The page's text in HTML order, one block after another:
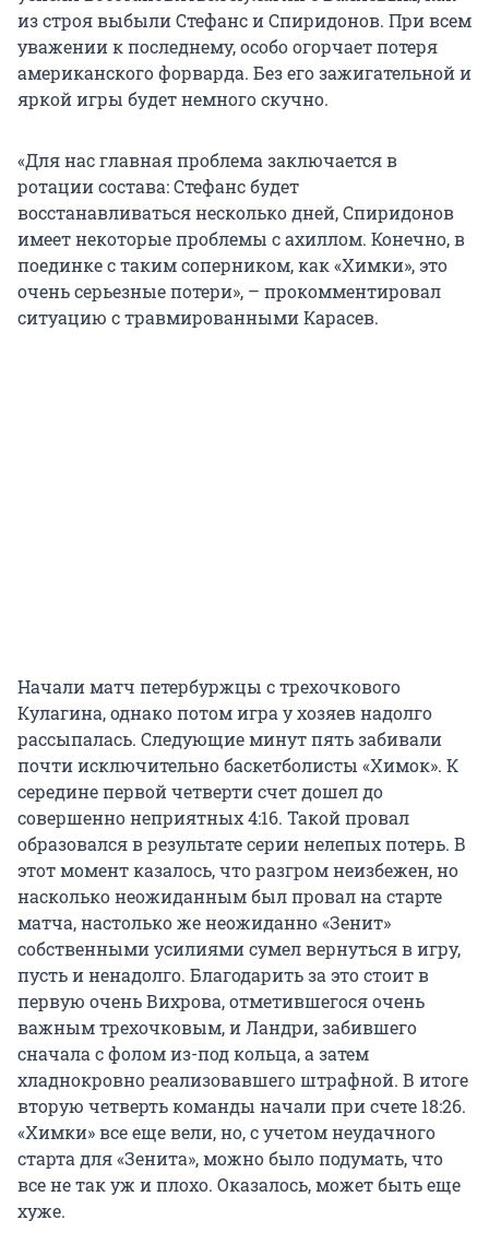
из строя выбыли Стефанс и Спиридонов. При всем
уважении к последнему, особо огорчает потеря
американского форварда. Без его зажигательной и
яркой игры будет немного скучно.
«Для нас главная проблема заключается в
ротации состава: Стефанс будет
восстанавливаться несколько дней, Спиридонов
имеет некоторые проблемы с ахиллом. Конечно, в
поединке с таким соперником, как «Химки», это
очень серьезные потери», – прокомментировал
ситуацию с травмированными Карасев.
Начали матч петербуржцы с трехочкового
Кулагина, однако потом игра у хозяев надолго
рассыпалась. Следующие минут пять забивали
почти исключительно баскетболисты «Химок». К
середине первой четверти счет дошел до
совершенно неприятных 4:16. Такой провал
образовался в результате серии нелепых потерь. В
этот момент казалось, что разгром неизбежен, но
насколько неожиданным был провал на старте
матча, настолько же неожиданно «Зенит»
собственными усилиями сумел вернуться в игру,
пусть и ненадолго. Благодарить за это стоит в
первую очень Вихрова, отметившегося очень
важным трехочковым, и Ландри, забившего
сначала с фолом из-под кольца, а затем
хладнокровно реализовавшего штрафной. В итоге
вторую четверть команды начали при счете 18:26.
«Химки» все еще вели, но, с учетом неудачного
старта для «Зенита», можно было подумать, что
все не так уж и плохо. Оказалось, может быть еще
хуже.